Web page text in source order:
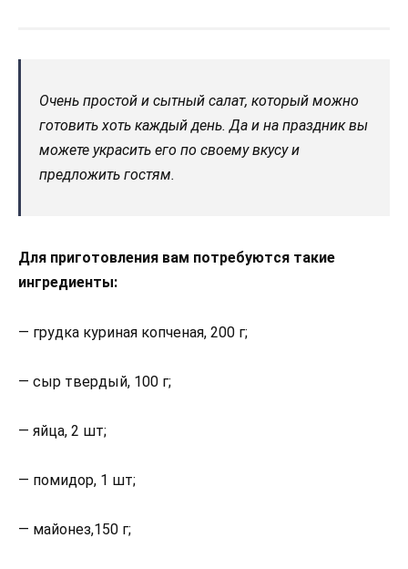
Очень простой и сытный салат, который можно
готовить хоть каждый день. Да и на праздник вы
можете украсить его по своему вкусу и
предложить гостям.
Для приготовления вам потребуются такие
ингредиенты:
— грудка куриная копченая, 200 г;
— сыр твердый, 100 г;
— яйца, 2 шт;
— помидор, 1 шт;
— майонез,150 г;